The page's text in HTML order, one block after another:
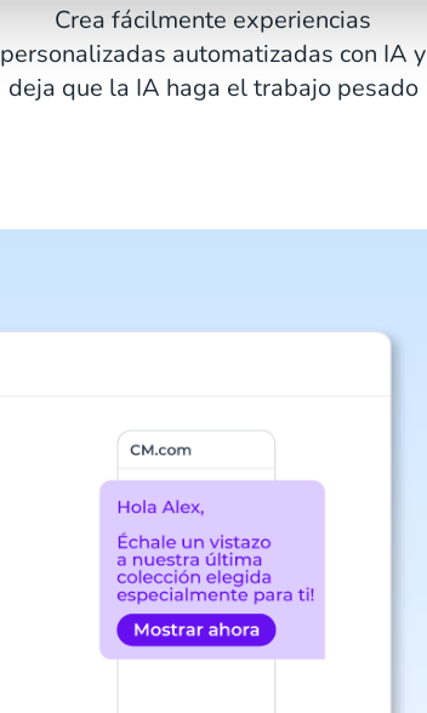
Crea fácilmente experiencias
personalizadas automatizadas con IA y
deja que la IA haga el trabajo pesado